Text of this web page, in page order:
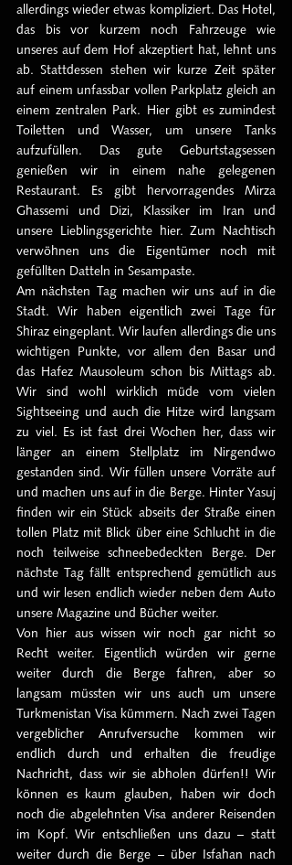
allerdings wieder etwas kompliziert. Das Hotel,
das bis vor kurzem noch Fahrzeuge wie
unseres auf dem Hof akzeptiert hat, lehnt uns
ab. Stattdessen stehen wir kurze Zeit später
auf einem unfassbar vollen Parkplatz gleich an
einem zentralen Park. Hier gibt es zumindest
Toiletten und Wasser, um unsere Tanks
aufzufüllen. Das gute Geburtstagsessen
genießen wir in einem nahe gelegenen
Restaurant. Es gibt hervorragendes Mirza
Ghassemi und Dizi, Klassiker im Iran und
unsere Lieblingsgerichte hier. Zum Nachtisch
verwöhnen uns die Eigentümer noch mit
gefüllten Datteln in Sesampaste.
Am nächsten Tag machen wir uns auf in die
Stadt. Wir haben eigentlich zwei Tage für
Shiraz eingeplant. Wir laufen allerdings die uns
wichtigen Punkte, vor allem den Basar und
das Hafez Mausoleum schon bis Mittags ab.
Wir sind wohl wirklich müde vom vielen
Sightseeing und auch die Hitze wird langsam
zu viel. Es ist fast drei Wochen her, dass wir
länger an einem Stellplatz im Nirgendwo
gestanden sind. Wir füllen unsere Vorräte auf
und machen uns auf in die Berge. Hinter Yasuj
finden wir ein Stück abseits der Straße einen
tollen Platz mit Blick über eine Schlucht in die
noch teilweise schneebedeckten Berge. Der
nächste Tag fällt entsprechend gemütlich aus
und wir lesen endlich wieder neben dem Auto
unsere Magazine und Bücher weiter.
Von hier aus wissen wir noch gar nicht so
Recht weiter. Eigentlich würden wir gerne
weiter durch die Berge fahren, aber so
langsam müssten wir uns auch um unsere
Turkmenistan Visa kümmern. Nach zwei Tagen
vergeblicher Anrufversuche kommen wir
endlich durch und erhalten die freudige
Nachricht, dass wir sie abholen dürfen!! Wir
können es kaum glauben, haben wir doch
noch die abgelehnten Visa anderer Reisenden
im Kopf. Wir entschließen uns dazu – statt
weiter durch die Berge – über Isfahan nach